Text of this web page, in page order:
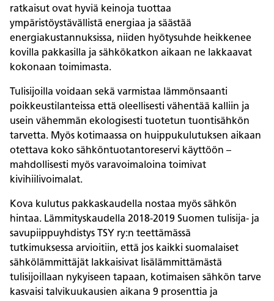
ratkaisut ovat hyviä keinoja tuottaa
ympäristöystävällistä energiaa ja säästää
energiakustannuksissa, niiden hyötysuhde heikkenee
kovilla pakkasilla ja sähkökatkon aikaan ne lakkaavat
kokonaan toimimasta.
Tulisijoilla voidaan sekä varmistaa lämmönsaanti
poikkeustilanteissa että oleellisesti vähentää kalliin ja
usein vähemmän ekologisesti tuotetun tuontisähkön
tarvetta. Myös kotimaassa on huippukulutuksen aikaan
otettava koko sähköntuotantoreservi käyttöön –
mahdollisesti myös varavoimaloina toimivat
kivihiilivoimalat.
Kova kulutus pakkaskaudella nostaa myös sähkön
hintaa. Lämmityskaudella 2018-2019 Suomen tulisija- ja
savupiippuyhdistys TSY ry:n teettämässä
tutkimuksessa arvioitiin, että jos kaikki suomalaiset
sähkö­lämmittäjät lakkaisivat lisälämmittämästä
tulisijoillaan nykyiseen tapaan, kotimaisen sähkön tarve
kasvaisi talvikuukausien aikana 9 prosenttia ja